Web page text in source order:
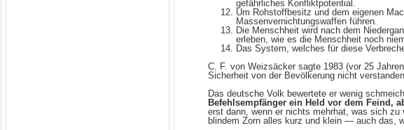
gefährliches Konfliktpotential.
Um Rohstoffbesitz und dem eigenen
Massenvernichtungswaffen führen.
Die Menschheit wird nach dem
erleben, wie es die Menschheit noch
Das System, welches für diese
C. F. von Weizsäcker sagte 1983 (vor 25
Sicherheit von der Bevölkerung nicht
Das deutsche Volk bewertete er wenig
Befehlsempfänger ein Held vor dem Feind,
erst dann, wenn er nichts mehrhat, was sich
blindem Zorn alles kurz und klein — auch das,